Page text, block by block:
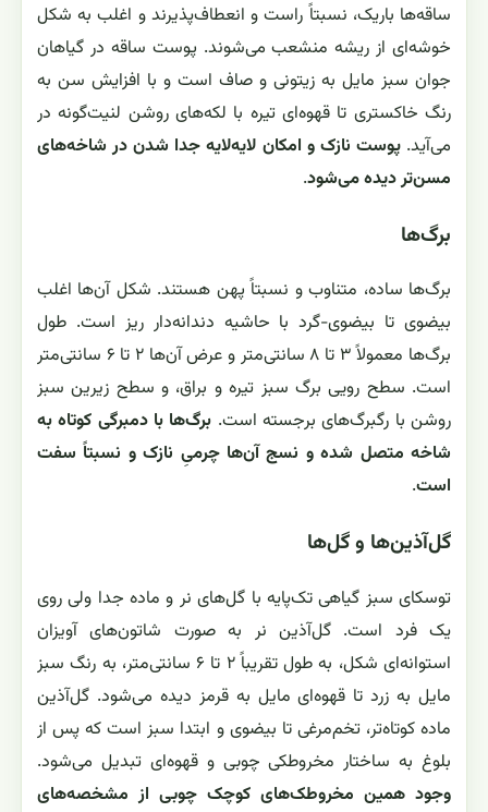
ساقه‌ها باریک، نسبتاً راست و انعطاف‌پذیرند و اغلب به شکل
خوشه‌ای از ریشه منشعب می‌شوند. پوست ساقه در گیاهان
جوان سبز مایل به زیتونی و صاف است و با افزایش سن به
رنگ خاکستری تا قهوه‌ای تیره با لکه‌های روشن لنیت‌گونه در
می‌آید.پوست نازک و امکان لایه‌لایه جدا شدن در شاخه‌های
مسن‌تر دیده می‌شود.
برگ‌ها
برگ‌ها ساده، متناوب و نسبتاً پهن هستند. شکل آن‌ها اغلب
بیضوی تا بیضوی-گرد با حاشیه دندانه‌دار ریز است. طول
برگ‌ها معمولاً ۳ تا ۸ سانتی‌متر و عرض آن‌ها ۲ تا ۶ سانتی‌متر
است. سطح رویی برگ سبز تیره و براق، و سطح زیرین سبز
روشن با رگبرگ‌های برجسته است. برگ‌ها با دمبرگی کوتاه به
شاخه متصل شده و نسج آن‌ها چرمیِ نازک و نسبتاً سفت
است.
گل‌آذین‌ها و گل‌ها
توسکای سبز گیاهی تک‌پایه با گل‌های نر و ماده جدا ولی روی
یک فرد است. گل‌آذین نر به صورت شاتون‌های آویزان
استوانه‌ای شکل، به طول تقریباً ۲ تا ۶ سانتی‌متر، به رنگ سبز
مایل به زرد تا قهوه‌ای مایل به قرمز دیده می‌شود. گل‌آذین
ماده کوتاه‌تر، تخم‌مرغی تا بیضوی و ابتدا سبز است که پس از
بلوغ به ساختار مخروطکی چوبی و قهوه‌ای تبدیل می‌شود.
وجود همین مخروطک‌های کوچک چوبی از مشخصه‌های